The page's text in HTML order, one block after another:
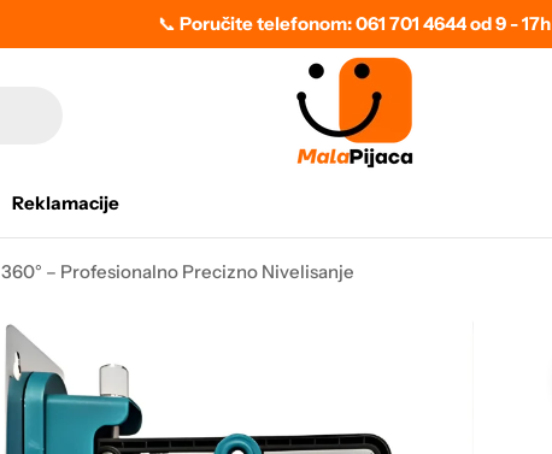
📞 Poručite telefonom: 061 701 4644 od 9 - 17h
Reklamacije
– Profesionalno Precizno Nivelisanje